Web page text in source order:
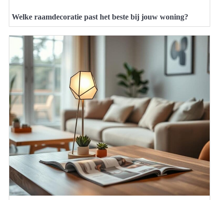
Welke raamdecoratie past het beste bij jouw woning?